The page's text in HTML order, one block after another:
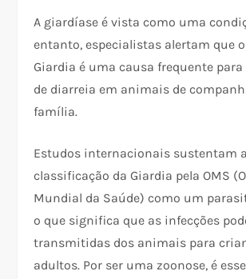
A giardíase é vista como uma
entanto, especialistas alertam que
Giardia é uma causa frequente
de diarreia em animais de
família.
Estudos internacionais sustentam a
classificação da Giardia pela OMS
Mundial da Saúde) como um
o que significa que as infecções
transmitidas dos animais para
adultos. Por ser uma zoonose, é